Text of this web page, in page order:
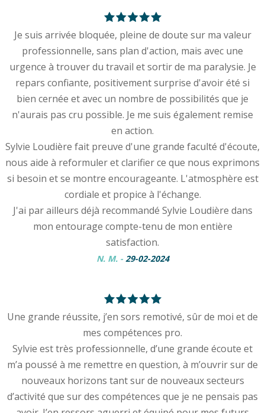
Je suis arrivée bloquée, pleine de doute sur ma valeur
professionnelle, sans plan d'action, mais avec une
urgence à trouver du travail et sortir de ma paralysie. Je
repars confiante, positivement surprise d'avoir été si
bien cernée et avec un nombre de possibilités que je
n'aurais pas cru possible. Je me suis également remise
en action.
Sylvie Loudière fait preuve d'une grande faculté d'écoute,
nous aide à reformuler et clarifier ce que nous exprimons
si besoin et se montre encourageante. L'atmosphère est
cordiale et propice à l'échange.
J'ai par ailleurs déjà recommandé Sylvie Loudière dans
mon entourage compte-tenu de mon entière
satisfaction.
N. M. - 29-02-2024
Une grande réussite, j’en sors remotivé, sûr de moi et de
mes compétences pro.
Sylvie est très professionnelle, d’une grande écoute et
m’a poussé à me remettre en question, à m’ouvrir sur de
nouveaux horizons tant sur de nouveaux secteurs
d’activité que sur des compétences que je ne pensais pas